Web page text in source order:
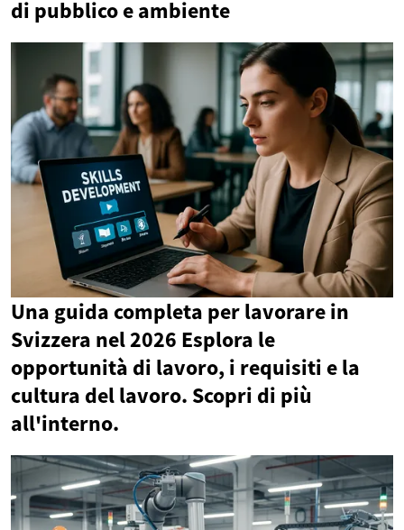
di pubblico e ambiente
Una guida completa per lavorare in
Svizzera nel 2026 Esplora le
opportunità di lavoro, i requisiti e la
cultura del lavoro. Scopri di più
all'interno.